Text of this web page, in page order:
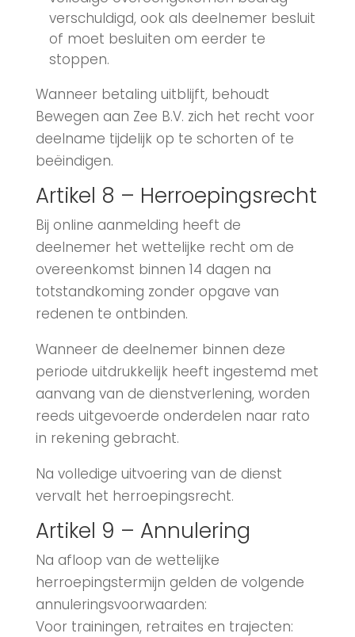
verschuldigd, ook als deelnemer besluit
of moet besluiten om eerder te
stoppen.
Wanneer betaling uitblijft, behoudt
Bewegen aan Zee B.V. zich het recht voor
deelname tijdelijk op te schorten of te
beëindigen.
Artikel 8 – Herroepingsrecht
Bij online aanmelding heeft de
deelnemer het wettelijke recht om de
overeenkomst binnen 14 dagen na
totstandkoming zonder opgave van
redenen te ontbinden.
Wanneer de deelnemer binnen deze
periode uitdrukkelijk heeft ingestemd met
aanvang van de dienstverlening, worden
reeds uitgevoerde onderdelen naar rato
in rekening gebracht.
Na volledige uitvoering van de dienst
vervalt het herroepingsrecht.
Artikel 9 – Annulering
Na afloop van de wettelijke
herroepingstermijn gelden de volgende
annuleringsvoorwaarden:
Voor trainingen, retraites en trajecten: